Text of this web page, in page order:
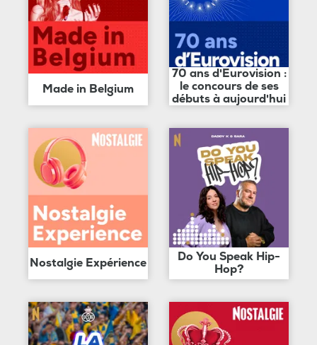
Made in Belgium
70 ans d'Eurovision :
le concours de ses
débuts à aujourd'hui
Nostalgie Expérience
Do You Speak Hip-
Hop?